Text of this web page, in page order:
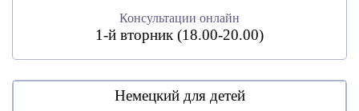
Консультации онлайн
1-й вторник (18.00-20.00)
Немецкий для детей